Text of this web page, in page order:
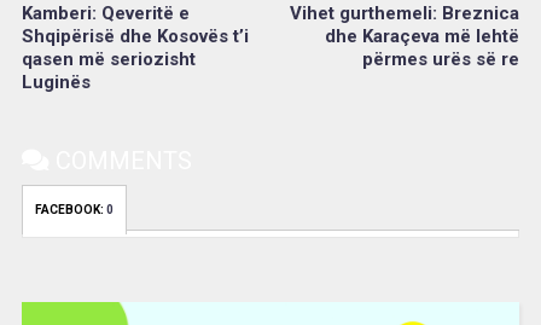
Kamberi: Qeveritë e
Shqipërisë dhe Kosovës t’i
qasen më seriozisht
Luginës
Vihet gurthemeli: Breznica
dhe Karaçeva më lehtë
përmes urës së re
FACEBOOK: 0